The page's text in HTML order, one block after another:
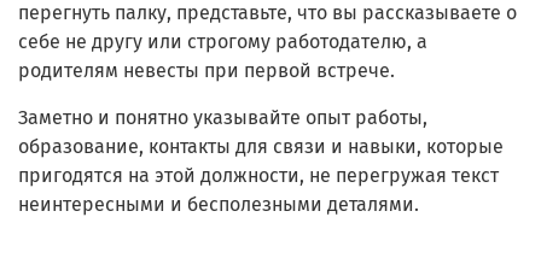
перегнуть палку, представьте, что вы рассказываете о
себе не другу или строгому работодателю, а
родителям невесты при первой встрече.
Заметно и понятно указывайте опыт работы,
образование, контакты для связи и навыки, которые
пригодятся на этой должности, не перегружая текст
неинтересными и бесполезными деталями.